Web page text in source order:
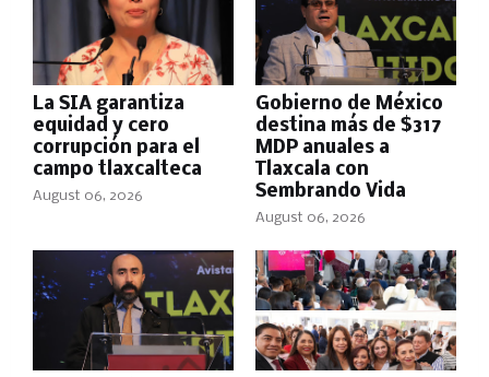
La SIA garantiza
equidad y cero
corrupción para el
campo tlaxcalteca
August 06, 2026
Gobierno de México
destina más de $317
MDP anuales a
Tlaxcala con
Sembrando Vida
August 06, 2026